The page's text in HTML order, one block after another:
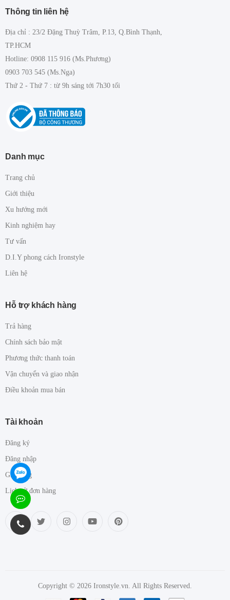
Thông tin liên hệ
Địa chỉ : 23/2 Đặng Thuỳ Trâm, P.13, Q.Bình Thạnh,
TP.HCM
Hotline: 0908 115 916 (Ms.Phương)
0903 703 545 (Ms.Nga)
Thứ 2 - Thứ 7 : từ 9h sáng tới 7h30 tối
Danh mục
Trang chủ
Giới thiệu
Xu hướng mới
Kinh nghiệm hay
Tư vấn
D.I.Y phong cách Ironstyle
Liên hệ
Hỗ trợ khách hàng
Trả hàng
Chính sách bảo mật
Phương thức thanh toán
Vận chuyển và giao nhận
Điều khoản mua bán
Tài khoản
Đăng ký
Đăng nhập
Giỏ hàng
Lịch sử đơn hàng
Copyright © 2026 Ironstyle.vn. All Rights Reserved.